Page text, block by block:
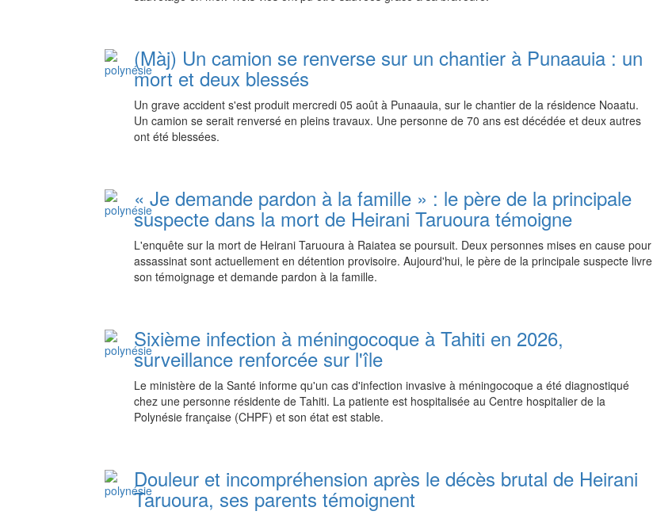
(Màj) Un camion se renverse sur un chantier à Punaauia : un
mort et deux blessés
Un grave accident s'est produit mercredi 05 août à Punaauia, sur le chantier de la résidence Noaatu.
Un camion se serait renversé en pleins travaux. Une personne de 70 ans est décédée et deux autres
ont été blessées.
« Je demande pardon à la famille » : le père de la principale
suspecte dans la mort de Heirani Taruoura témoigne
L'enquête sur la mort de Heirani Taruoura à Raiatea se poursuit. Deux personnes mises en cause pour
assassinat sont actuellement en détention provisoire. Aujourd'hui, le père de la principale suspecte livre
son témoignage et demande pardon à la famille.
Sixième infection à méningocoque à Tahiti en 2026,
surveillance renforcée sur l'île
Le ministère de la Santé informe qu'un cas d'infection invasive à méningocoque a été diagnostiqué
chez une personne résidente de Tahiti. La patiente est hospitalisée au Centre hospitalier de la
Polynésie française (CHPF) et son état est stable.
Douleur et incompréhension après le décès brutal de Heirani
Taruoura, ses parents témoignent